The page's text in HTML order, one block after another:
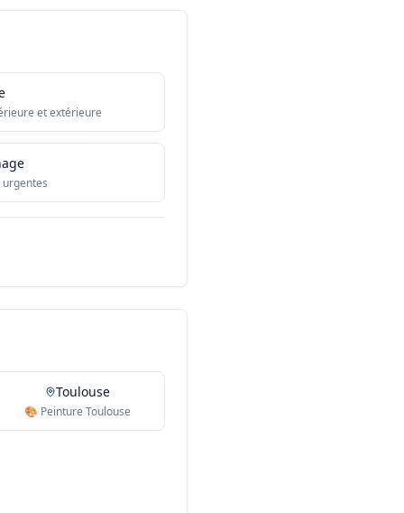
et extérieure
Toulouse
🎨 Peinture Toulouse